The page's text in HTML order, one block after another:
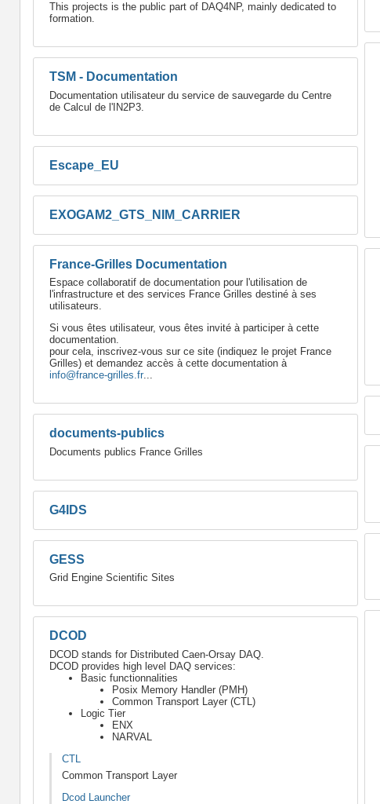
This projects is the public part of DAQ4NP, mainly dedicated to
formation.
TSM - Documentation
Documentation utilisateur du service de sauvegarde du Centre
de Calcul de l'IN2P3.
Escape_EU
EXOGAM2_GTS_NIM_CARRIER
France-Grilles Documentation
Espace collaboratif de documentation pour l'utilisation de
l'infrastructure et des services France Grilles destiné à ses
utilisateurs.
Si vous êtes utilisateur, vous êtes invité à participer à cette
documentation.
pour cela, inscrivez-vous sur ce site (indiquez le projet France
Grilles) et demandez accès à cette documentation à
info@france-grilles.fr...
documents-publics
Documents publics France Grilles
G4IDS
GESS
Grid Engine Scientific Sites
DCOD
DCOD stands for Distributed Caen-Orsay DAQ.
DCOD provides high level DAQ services:
Basic functionnalities
Posix Memory Handler (PMH)
Common Transport Layer (CTL)
Logic Tier
ENX
NARVAL
CTL
Common Transport Layer
Dcod Launcher